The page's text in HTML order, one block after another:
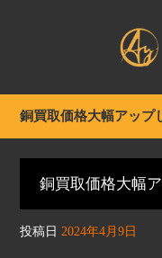
銅買取価格大幅アップ
銅買取価格大幅
投稿日 2024年4月9日